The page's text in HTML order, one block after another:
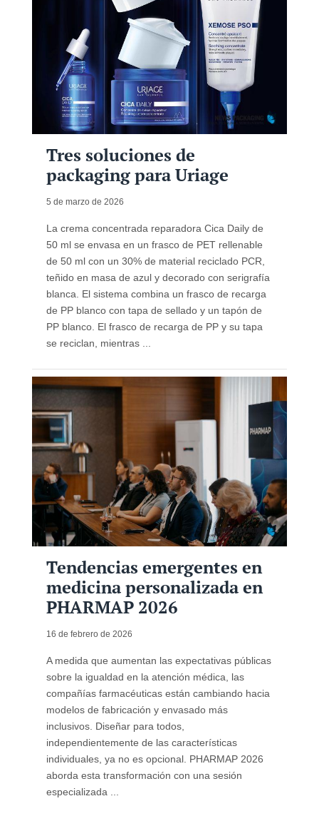
Tres soluciones de
packaging para Uriage
5 de marzo de 2026
La crema concentrada reparadora Cica Daily de
50 ml se envasa en un frasco de PET rellenable
de 50 ml con un 30% de material reciclado PCR,
teñido en masa de azul y decorado con serigrafía
blanca. El sistema combina un frasco de recarga
de PP blanco con tapa de sellado y un tapón de
PP blanco. El frasco de recarga de PP y su tapa
se reciclan, mientras ...
Tendencias emergentes en
medicina personalizada en
PHARMAP 2026
16 de febrero de 2026
A medida que aumentan las expectativas públicas
sobre la igualdad en la atención médica, las
compañías farmacéuticas están cambiando hacia
modelos de fabricación y envasado más
inclusivos. Diseñar para todos,
independientemente de las características
individuales, ya no es opcional. PHARMAP 2026
aborda esta transformación con una sesión
especializada ...